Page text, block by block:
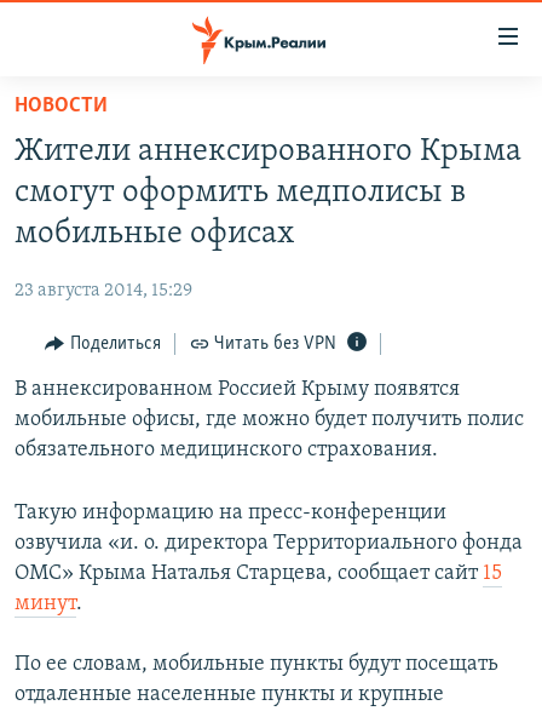
Вернуться
основному
содержанию
Вернутся
главной
навигации
Вернутся
поиску
СПЕЦПРОЕКТЫ
ГРУЗ 200
11 ЛЕТ ОККУПАЦИИ КРЫМА. 11 ИСТОРИЙ СОПРОТИВЛЕНИЯ
ВОДА
ЕЩЕ
ИНТЕРАКТИВ
ИНФОГРАФИКА
ТЕЛЕПРОЕКТ КРЫМ.РЕАЛИИ
ПРОПАВШИЕ БЕЗ ВЕСТИ
ПОБЕДИТЕЛЕЙ НЕ СУДЯТ?
КРЫМ.НЕПОКОРЕННЫЙ
УКРАИНСКАЯ ПРОБЛЕМА КРЫМА
РАДІО СВОБОДА
КАК ОБОЙТИ БЛОКИРОВКУ
Українською
Qırımtatar
ПРИСОЕДИНЯЙТЕСЬ!
НОВОСТИ
Жители аннексированного Крыма
смогут оформить медполисы в
мобильные офисах
23 августа 2014, 15:29
Поделиться Читать без VPN
В аннексированном Россией Крыму появятся
мобильные офисы, где можно будет получить полис
обязательного медицинского страхования.
Такую информацию на пресс-конференции
озвучила «и. о. директора Территориального фонда
ОМС» Крыма Наталья Старцева, сообщает сайт 15
минут.
По ее словам, мобильные пункты будут посещать
отдаленные населенные пункты и крупные